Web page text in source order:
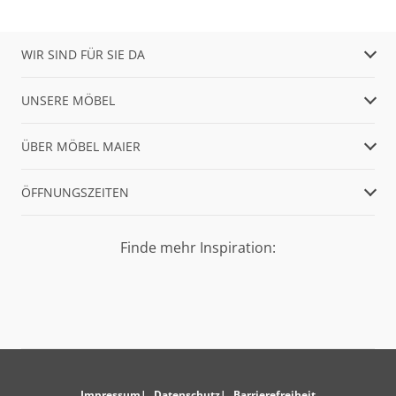
WIR SIND FÜR SIE DA
UNSERE MÖBEL
ÜBER MÖBEL MAIER
ÖFFNUNGSZEITEN
Finde mehr Inspiration: